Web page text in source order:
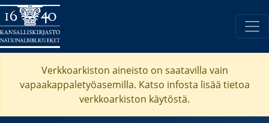
Verkkoarkiston aineisto on saatavilla vain
vapaakappaletyöasemilla. Katso infosta lisää tietoa
verkkoarkiston käytöstä.